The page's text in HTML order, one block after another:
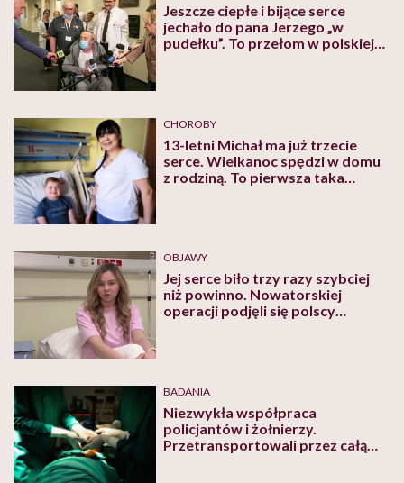
Jeszcze ciepłe i bijące serce
jechało do pana Jerzego „w
pudełku”. To przełom w polskiej
CHOROBY
13-letni Michał ma już trzecie
serce. Wielkanoc spędzi w domu
z rodziną. To pierwsza taka
OBJAWY
Jej serce biło trzy razy szybciej
niż powinno. Nowatorskiej
operacji podjęli się polscy
BADANIA
Niezwykła współpraca
policjantów i żołnierzy.
Przetransportowali przez całą